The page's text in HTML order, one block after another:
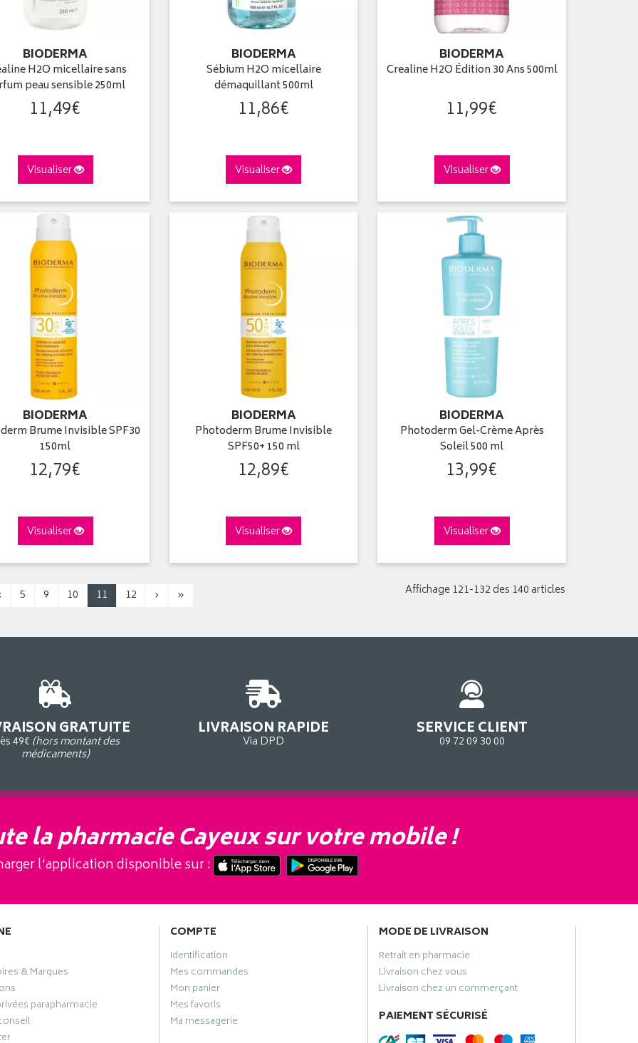
BIODERMA
H2O micellaire sans
peau sensible 250ml
11,49€
Visualiser
BIODERMA
Sébium H2O micellaire
démaquillant 500ml
11,86€
Visualiser
BIODERMA
Crealine H2O Édition 30 Ans 500ml
11,99€
Visualiser
BIODERMA
Brume Invisible SPF30
150ml
12,79€
Visualiser
BIODERMA
Photoderm Brume Invisible
SPF50+ 150 ml
12,89€
Visualiser
BIODERMA
Photoderm Gel-Crème Après
Soleil 500 ml
13,99€
Visualiser
5 9 10 11 12 › » Affichage 121-132 des 140 articles
GRATUITE
49€ (hors montant des
médicaments)
LIVRAISON RAPIDE
Via DPD
SERVICE CLIENT
09 72 09 30 00
la pharmacie Cayeux sur votre mobile !
l’application disponible sur :
& Marques
parapharmacie
COMPTE
Identification
Mes commandes
Mon panier
Mes favoris
Ma messagerie
MODE DE LIVRAISON
Retrait en pharmacie
Livraison chez vous
Livraison chez un commerçant
PAIEMENT SÉCURISÉ